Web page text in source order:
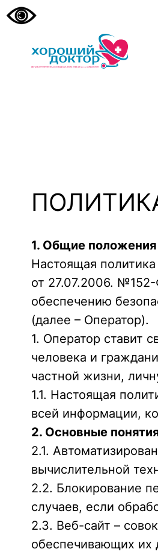
1. Общие положения
Настоящая
от 27.07.2006.
обеспечению
(далее – Оператор).
1. Оператор ставит
человека и
частной жизни,
1.1. Настоящая
всей информации,
2. Основные
2.1.
вычислительной
2.2. Блокирование
случаев, если
2.3. Веб-сайт –
обеспечивающих их